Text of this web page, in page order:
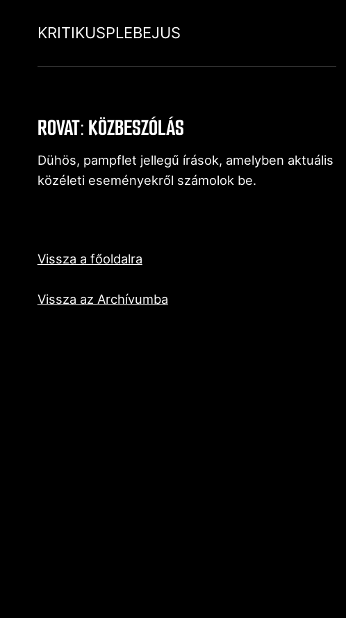
KRITIKUSPLEBEJUS
ROVAT: KÖZBESZÓLÁS
Dühös, pampflet jellegű írások, amelyben aktuális
közéleti eseményekről számolok be.
Vissza a főoldalra
Vissza az Archívumba